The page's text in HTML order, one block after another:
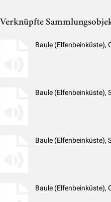
Verknüpfte
Baule (Elfenbeinküste),
Baule (Elfenbeinküste),
Baule (Elfenbeinküste),
Baule (Elfenbeinküste),